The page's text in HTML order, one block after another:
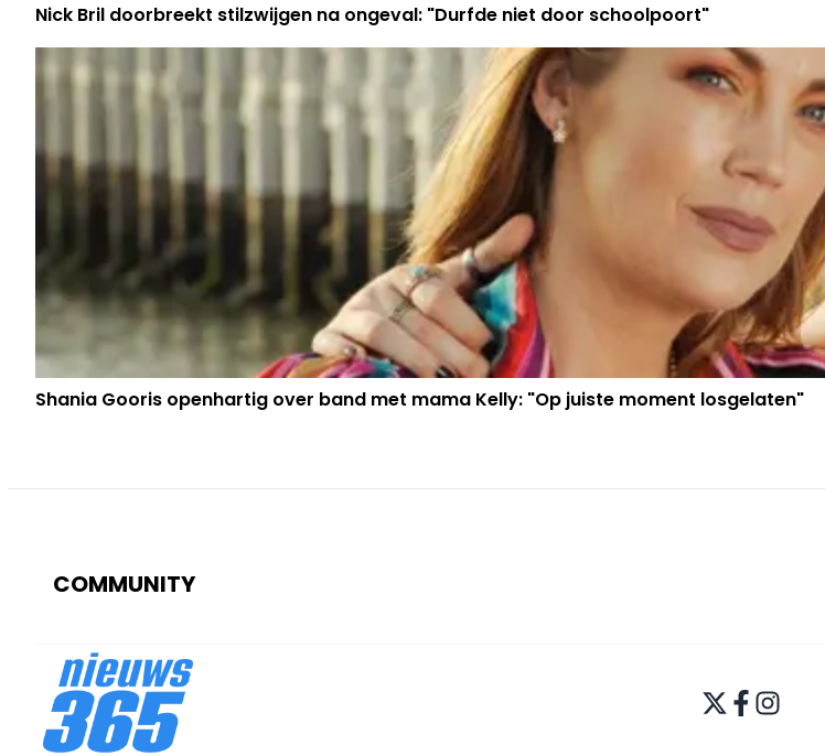
Nick Bril doorbreekt stilzwijgen na ongeval: "Durfde niet door schoolpoort"
Shania Gooris openhartig over band met mama Kelly: "Op juiste moment losgelaten"
COMMUNITY